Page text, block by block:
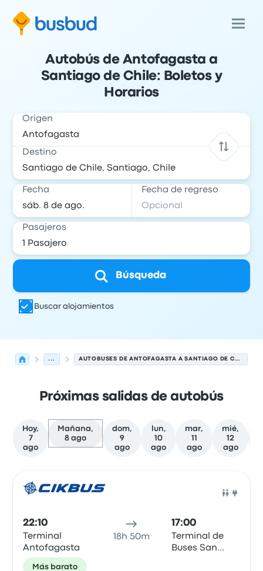
Autobús de Antofagasta a
Santiago de Chile: Boletos y
Horarios
Origen
Destino
Fecha Fecha de regreso
Pasajeros
Búsqueda
Buscar alojamientos
... AUTOBUSES DE ANTOFAGASTA A SANTIAGO DE CHILE
Próximas salidas de autobús
Hoy,
7
ago
Mañana,
8 ago
dom,
9
ago
lun,
10
ago
mar,
11
ago
mié,
12
ago
22:10
Terminal
Antofagasta
18h 50m
17:00
Terminal de
Buses San
Más barato